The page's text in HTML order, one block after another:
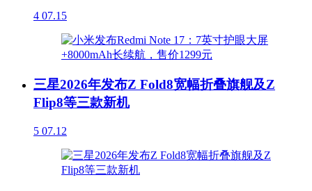
4 07.15
三星2026年发布Z Fold8宽幅折叠旗舰及Z
Flip8等三款新机
5 07.12